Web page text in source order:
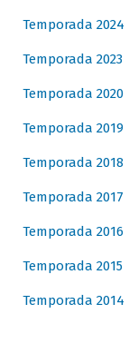
Temporada 2024
Temporada 2023
Temporada 2020
Temporada 2019
Temporada 2018
Temporada 2017
Temporada 2016
Temporada 2015
Temporada 2014